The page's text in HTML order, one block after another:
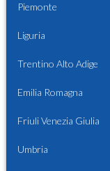
Piemonte
Liguria
Trentino Alto Adige
Emilia Romagna
Friuli Venezia Giulia
Umbria